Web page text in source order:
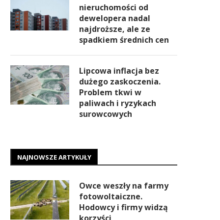
nieruchomości od
dewelopera nadal
najdroższe, ale ze
spadkiem średnich cen
Lipcowa inflacja bez
dużego zaskoczenia.
Problem tkwi w
paliwach i ryzykach
surowcowych
NAJNOWSZE ARTYKUŁY
Owce weszły na farmy
fotowoltaiczne.
Hodowcy i firmy widzą